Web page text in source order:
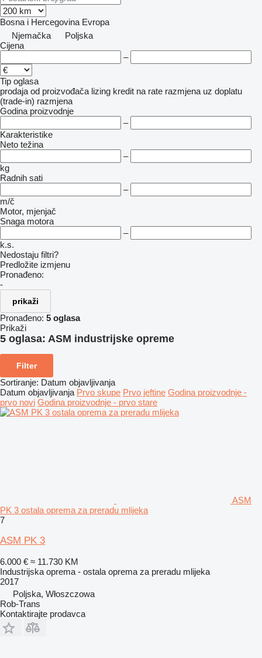
Bosna i Hercegovina Evropa
Njemačka
Poljska
Cijena
–
Tip oglasa
prodaja od proizvođača lizing kredit na rate razmjena uz doplatu
(trade-in) razmjena
Godina proizvodnje
–
Karakteristike
Neto težina
–
kg
Radnih sati
–
m/č
Motor, mjenjač
Snaga motora
–
k.s.
Nedostaju filtri?
Predložite izmjenu
Pronađeno:
-
prikaži
Pronađeno: 5 oglasa
Prikaži
5 oglasa: ASM industrijske opreme
Filter
Sortiranje: Datum objavljivanja
Datum objavljivanja Prvo skupe Prvo jeftine Godina proizvodnje -
prvo novi Godina proizvodnje - prvo stare
ASM
PK 3 ostala oprema za preradu mlijeka
7
ASM PK 3
6.000 € ≈ 11.730 KM
Industrijska oprema - ostala oprema za preradu mlijeka
2017
Poljska, Włoszczowa
Rob-Trans
Kontaktirajte prodavca